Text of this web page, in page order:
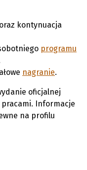
oraz kontynuacja
programu
nagranie.
oficjalnej
Informacje
na profilu